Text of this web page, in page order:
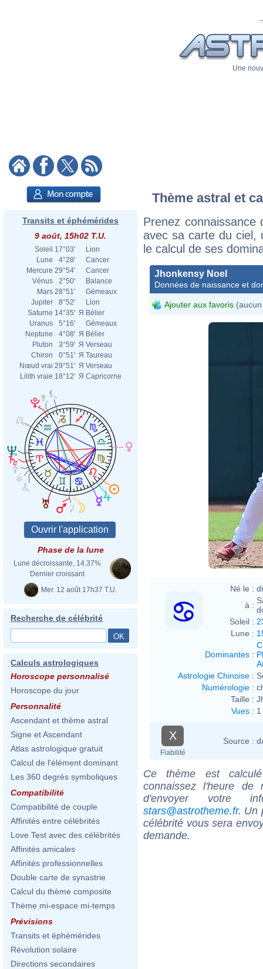
Une
Transits et éphémérides
9 août, 15h02 T.U.
Soleil 17°03'
Lion
Lune
4°28'
Cancer
Mercure 29°54'
Cancer
Vénus
2°50'
Balance
Mars 28°51'
Gémeaux
Jupiter
8°52'
Lion
Saturne 14°35' Я Bélier
Uranus
5°16'
Gémeaux
Neptune
4°08' Я Bélier
Pluton
3°59' Я Verseau
Chiron
0°51' Я Taureau
Nœud vrai 29°51' Я Verseau
Lilith vraie 18°12' Я Capricorne
Phase de la lune
Lune décroissante, 14.37%
Dernier croissant
Mer. 12 août 17h37 T.U.
Recherche de célébrité
Calculs astrologiques
Horoscope personnalisé
Horoscope du jour
Personnalité
Ascendant et thème astral
Signe et Ascendant
Atlas astrologique gratuit
Calcul de l'élément dominant
Les 360 degrés symboliques
Compatibilité
Compatibilité de couple
Affinités entre célébrités
Love Test avec des célébrités
Affinités amicales
Affinités professionnelles
Double carte de synastrie
Calcul du thème composite
Thème mi-espace mi-temps
Prévisions
Transits et éphémérides
Révolution solaire
Directions secondaires
Thème astral et
Prenez
avec sa carte du ciel,
le calcul de ses
Jhonkensy Noel
Données de naissance et
Ajouter aux favoris
Né le :
à :
Soleil :
Lune :
Dominantes :
Astrologie Chinoise :
Numérologie :
Taille :
Vues :
X
Fiabilité
Source :
Ce thème est
connaissez l'heure de
d'envoyer votre
stars@astrotheme.fr. Un
célébrité vous sera
demande.